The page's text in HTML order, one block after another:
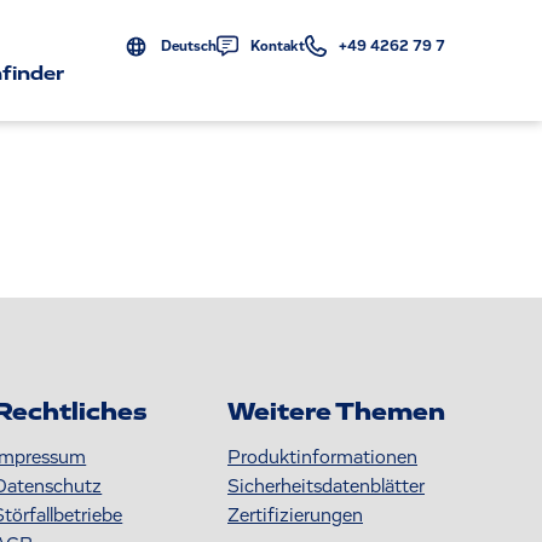
Deutsch Kontakt +49 4262 79 7
Weitere Themen
Produktinformationen
S icherheitsdatenblätter
Zertifizierungen